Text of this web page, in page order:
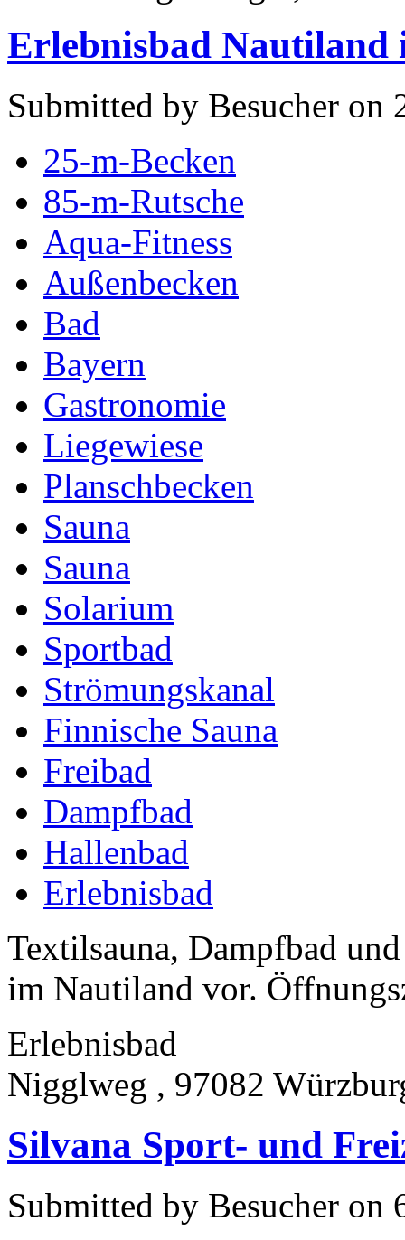
Erlebnisbad
Submitted by Besucher on
25-m-Becken
85-m-Rutsche
Aqua-Fitness
Außenbecken
Bad
Bayern
Gastronomie
Liegewiese
Planschbecken
Sauna
Sauna
Solarium
Sportbad
Strömungskanal
Finnische Sauna
Freibad
Dampfbad
Hallenbad
Erlebnisbad
Textilsauna, Dampfbad
im Nautiland vor.
Erlebnisbad
Nigglweg , 97082
Silvana Sport- und
Submitted by Besucher on